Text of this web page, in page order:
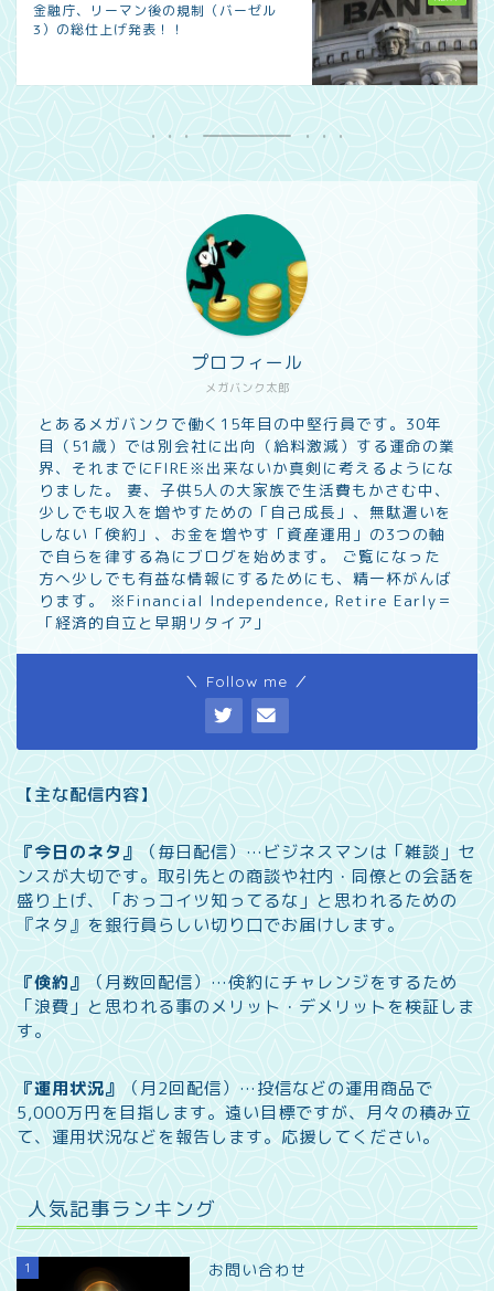
金融庁、リーマン後の規制（バーゼル
3）の総仕上げ発表！！
メガバンク太郎
プロフィール
とあるメガバンクで働く15年目の中堅行員です。30年
目（51歳）では別会社に出向（給料激減）する運命の業
界、それまでにFIRE※出来ないか真剣に考えるようにな
りました。 妻、子供5人の大家族で生活費もかさむ中、
少しでも収入を増やすための「自己成長」、無駄遣いを
しない「倹約」、お金を増やす「資産運用」の3つの軸
で自らを律する為にブログを始めます。 ご覧になった
方へ少しでも有益な情報にするためにも、精一杯がんば
ります。 ※Financial Independence, Retire Early＝
「経済的自立と早期リタイア」
＼ Follow me ／
【主な配信内容】
『今日のネタ』 （毎日配信）… ビジネスマンは「雑談」セ
ンスが大切です。取引先との商談や社内・同僚との会話を
盛り上げ、「おっコイツ知ってるな」と思われるための
『ネタ』を銀行員らしい切り口でお届けします。
『倹約』 （月数回配信）…倹約にチャレンジをするため
「浪費」と思われる事のメリット・デメリットを検証しま
す。
『運用状況』 （月2回配信）…投信などの運用商品で
5,000万円を目指します。遠い目標ですが、月々の積み立
て、運用状況などを報告します。 応援してください。
人気記事ランキング
1 お問い合わせ